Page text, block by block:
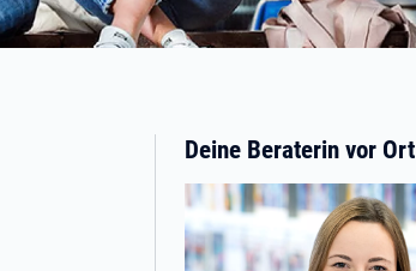
Deine Beraterin vor Ort